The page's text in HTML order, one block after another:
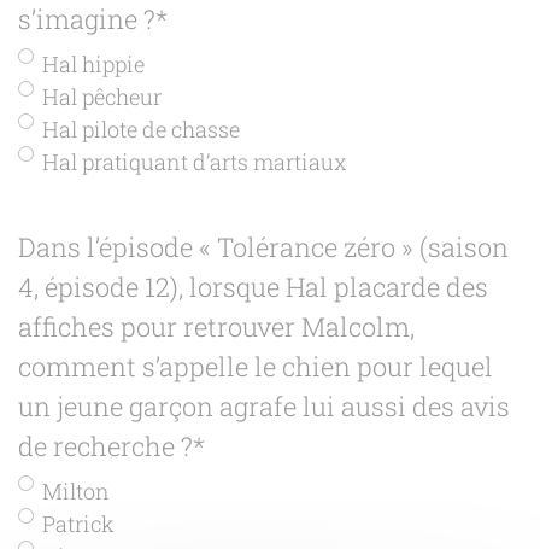
s’imagine ?*
Hal hippie
Hal pêcheur
Hal pilote de chasse
Hal pratiquant d’arts martiaux
Dans l’épisode « Tolérance zéro » (saison
4, épisode 12), lorsque Hal placarde des
affiches pour retrouver Malcolm,
comment s’appelle le chien pour lequel
un jeune garçon agrafe lui aussi des avis
de recherche ?*
Milton
Patrick